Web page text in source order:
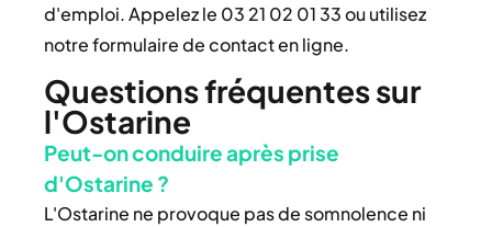
d'emploi. Appelez le 03 21 02 01 33 ou utilisez
notre formulaire de contact en ligne.
Questions fréquentes sur
l'Ostarine
Peut-on conduire après prise
d'Ostarine ?
L'Ostarine ne provoque pas de somnolence ni